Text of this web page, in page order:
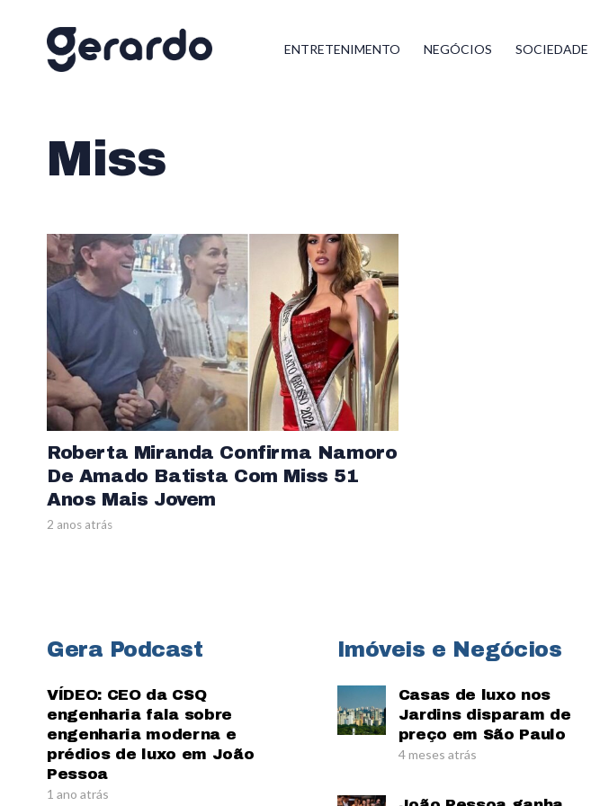
ENTRETENIMENTO NEGÓCIOS SOCIEDADE
Miss
Roberta Miranda Confirma Namoro
De Amado Batista Com Miss 51
Anos Mais Jovem
2 anos atrás
Gera Podcast
VÍDEO: CEO da CSQ
engenharia fala sobre
engenharia moderna e
prédios de luxo em João
Pessoa
1 ano atrás
Imóveis e Negócios
Casas de luxo nos
Jardins disparam de
preço em São Paulo
4 meses atrás